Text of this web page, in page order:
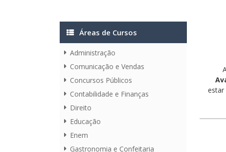
Áreas de Cursos
Administração
Comunicação e Vendas
Concursos Públicos
Contabilidade e Finanças
Direito
Educação
Enem
Gastronomia e Confeitaria
estar